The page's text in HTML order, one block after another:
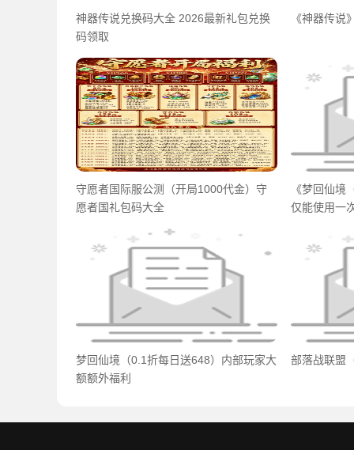
神器传说兑换码大全 2026最新礼包兑换
码领取
《神器传说
守愿者国际服公测（开局1000代金）守
愿者国礼包码大全
《梦回仙境
仅能使用一
梦回仙境（0.1折每日送648）内部玩家大
额额外福利
部落战联盟